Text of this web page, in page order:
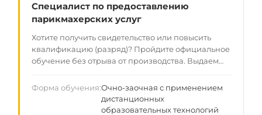
Специалист по предоставлению
парикмахерских услуг
Хотите получить свидетельство или повысить
квалификацию (разряд)? Пройдите официальное
обучение без отрыва от производства. Выдаем
законной работы по всей РФ. Данные вносятся в
госреестр ФИС ФРДО — гарантия прохождения
Форма обучения Очно-заочная с применением
дистанционных
образовательных технологий